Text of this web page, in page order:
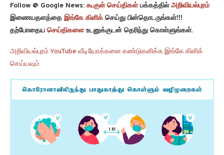
Follow @ Google News: கூகுள் செய்திகள்பக்கத்தில் அறிவியல்புரம்
இணையதளத்தை இங்கே கிளிக் செய்து பின்தொடருங்கள்!!!
தற்போதைய செய்திகளைஉடனுக்குடன் தெரிந்து கொள்ளுங்கள்.
அறிவியல்புரம் YouTube வீடியோக்களை கண்டுகளிக்க இங்கே கிளிக்
செய்யவும்